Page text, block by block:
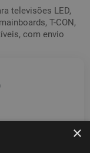
televisões LED,
T-CON,
com envio
×